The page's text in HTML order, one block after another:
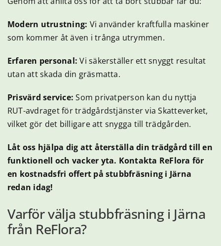
Kontakt
Modern utrustning: Vi använder kraftfulla maskiner
som kommer åt även i trånga utrymmen.
Erfaren personal: Vi säkerställer ett snyggt resultat
utan att skada din gräsmatta.
Prisvärd service: Som privatperson kan du nyttja
RUT-avdraget för trädgårdstjänster via Skatteverket,
vilket gör det billigare att snygga till trädgården.
Låt oss hjälpa dig att återställa din trädgård till en
funktionell och vacker yta. Kontakta ReFlora för
en kostnadsfri offert på stubbfräsning i Järna
redan idag!
Varför välja stubbfräsning i Järna
från ReFlora?